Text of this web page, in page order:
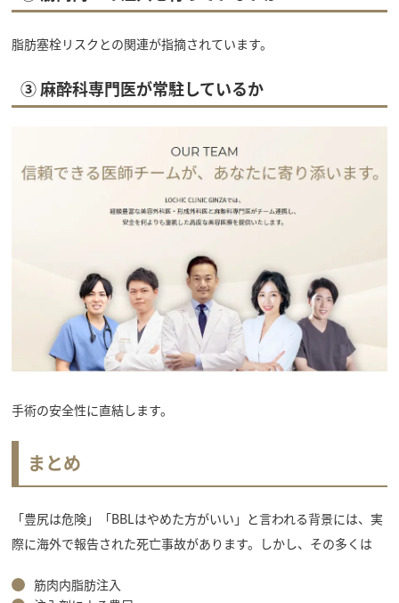
脂肪塞栓リスクとの関連が指摘されています。
③麻酔科専門医が常駐しているか
手術の安全性に直結します。
まとめ
「豊尻は危険」「BBLはやめた方がいい」と言われる背景には、実
際に海外で報告された死亡事故があります。しかし、その多くは
筋肉内脂肪注入